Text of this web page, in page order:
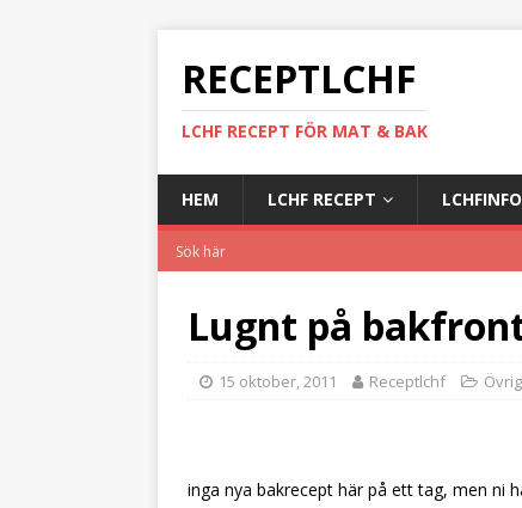
RECEPTLCHF
LCHF RECEPT FÖR MAT & BAK
HEM LCHF RECEPT
Lugnt på
15 oktober, 2011 Receptlchf
inga nya bakrecept här på ett tag, men ni